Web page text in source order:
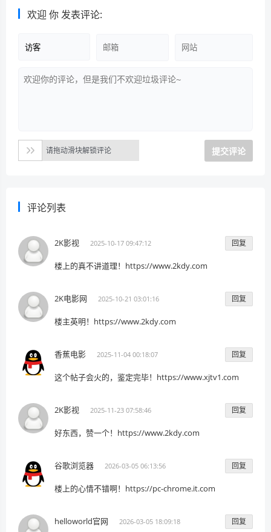
欢迎 你发表评论:
请拖动滑块解锁评论
评论列表
2K影视 2025-10-17 09:47:12 回复
楼上的真不讲道理！https://www.2kdy.com
2K电影网 2025-10-21 03:01:16 回复
楼主英明！https://www.2kdy.com
香蕉电影 2025-11-04 00:18:07 回复
这个帖子会火的，鉴定完毕！https://www.xjtv1.com
2K影视 2025-11-23 07:58:46 回复
好东西，赞一个！https://www.2kdy.com
谷歌浏览器 2026-03-05 06:13:56 回复
楼上的心情不错啊！https://pc-chrome.it.com
helloworld官网 2026-03-05 18:09:18 回复